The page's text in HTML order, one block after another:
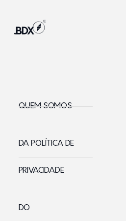
QUEM SOMOS
DA POLÍTICA DE
PRIVACIDADE
DO